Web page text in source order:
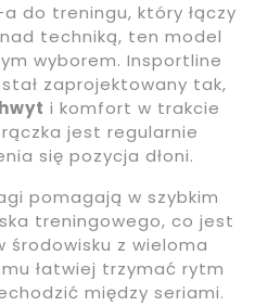
do treningu, który łączy
techniką, ten model
wyborem. Insportline
zaprojektowany tak,
i komfort w trakcie
jest regularnie
się pozycja dłoni.
pomagają w szybkim
treningowego, co jest
środowisku z wieloma
łatwiej trzymać rytm
między seriami.